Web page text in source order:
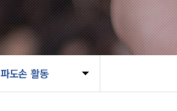
파도손 활동